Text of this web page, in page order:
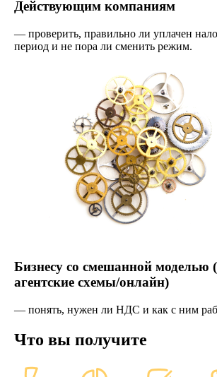
Действующим компаниям
— проверить, правильно ли уплачен
период и не пора ли сменить режим.
Бизнесу со смешанной моделью
агентские схемы/онлайн)
— понять, нужен ли НДС и как с ним
Что вы получите